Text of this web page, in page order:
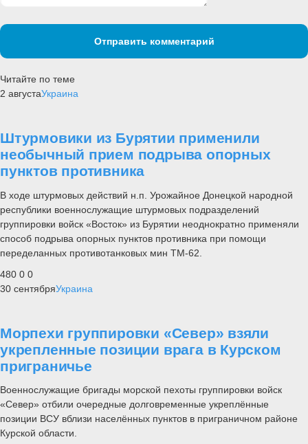
Отправить комментарий
Читайте по теме
2 августаУкраина
Штурмовики из Бурятии применили
необычный прием подрыва опорных
пунктов противника
В ходе штурмовых действий н.п. Урожайное Донецкой народной
республики военнослужащие штурмовых подразделений
группировки войск «Восток» из Бурятии неоднократно применяли
способ подрыва опорных пунктов противника при помощи
переделанных противотанковых мин ТМ-62.
480 0 0
30 сентябряУкраина
Морпехи группировки «Север» взяли
укрепленные позиции врага в Курском
приграничье
Военнослужащие бригады морской пехоты группировки войск
«Север» отбили очередные долговременные укреплённые
позиции ВСУ вблизи населённых пунктов в приграничном районе
Курской области.